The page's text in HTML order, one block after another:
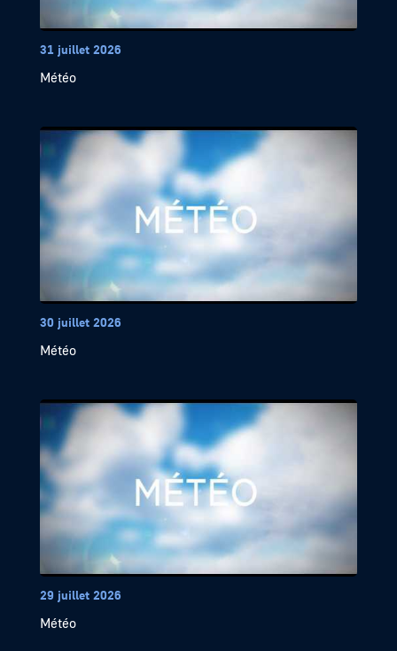
31 juillet 2026
Météo
30 juillet 2026
Météo
29 juillet 2026
Météo